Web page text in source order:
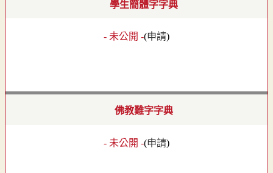
學生簡體字字典
- 未公開 -(申請)
佛教難字字典
- 未公開 -(申請)